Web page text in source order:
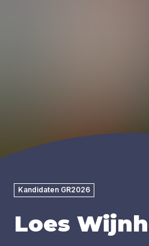
Kandidaten GR2026
Loes